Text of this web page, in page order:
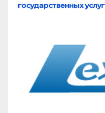
государственных услуг